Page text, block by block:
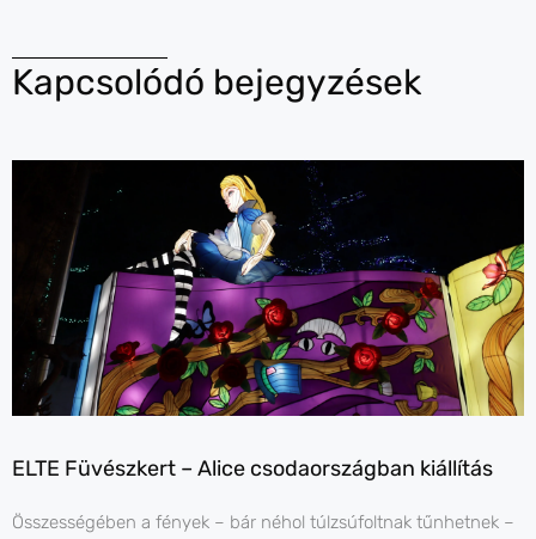
Kapcsolódó bejegyzések
ELTE Füvészkert – Alice csodaországban kiállítás
Összességében a fények – bár néhol túlzsúfoltnak tűnhetnek –